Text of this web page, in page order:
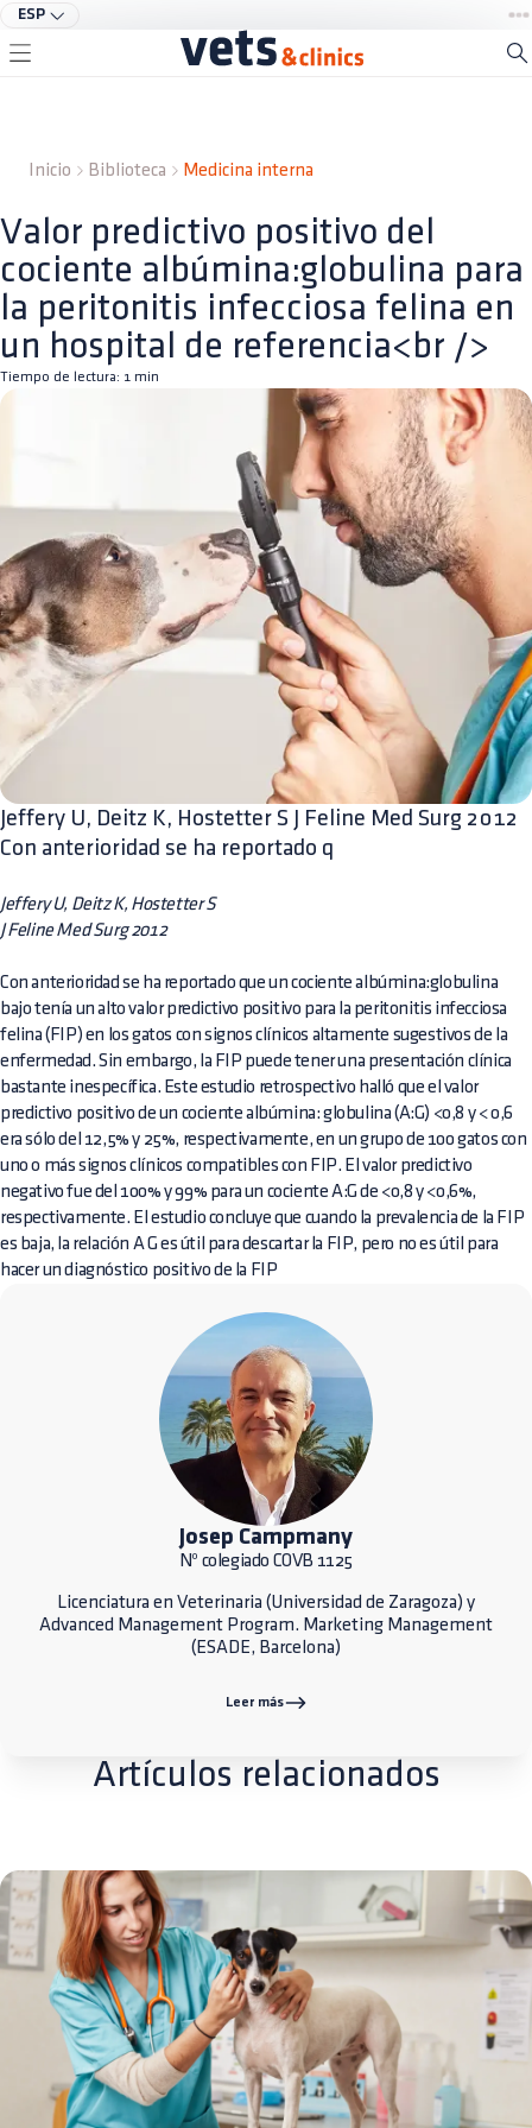
ESP
Inicio Biblioteca Medicina interna
Valor predictivo positivo del
cociente albúmina:globulina para
la peritonitis infecciosa felina en
un hospital de referencia<br />
Tiempo de lectura: 1 min
Jeffery U, Deitz K, Hostetter S J Feline Med Surg 2012
Con anterioridad se ha reportado q
Jeffery U, Deitz K, Hostetter S
J Feline Med Surg 2012
Con anterioridad se ha reportado que un cociente albúmina:globulina
bajo tenía un alto valor predictivo positivo para la peritonitis infecciosa
felina (FIP) en los gatos con signos clínicos altamente sugestivos de la
enfermedad. Sin embargo, la FIP puede tener una presentación clínica
bastante inespecífica. Este estudio retrospectivo halló que el valor
predictivo positivo de un cociente albúmina: globulina (A:G) <0,8 y < 0,6
era sólo del 12,5% y 25%, respectivamente, en un grupo de 100 gatos con
uno o más signos clínicos compatibles con FIP. El valor predictivo
negativo fue del 100% y 99% para un cociente A:G de <0,8 y <0,6%,
respectivamente. El estudio concluye que cuando la prevalencia de la FIP
es baja, la relación A G es útil para descartar la FIP, pero no es útil para
hacer un diagnóstico positivo de la FIP
Josep Campmany
Nº colegiado COVB 1125
Licenciatura en Veterinaria (Universidad de Zaragoza) y
Advanced Management Program. Marketing Management
(ESADE, Barcelona)
Leer más
Artículos relacionados